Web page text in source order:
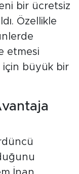
bir ücretsiz
Özellikle
etmesi
için büyük bir